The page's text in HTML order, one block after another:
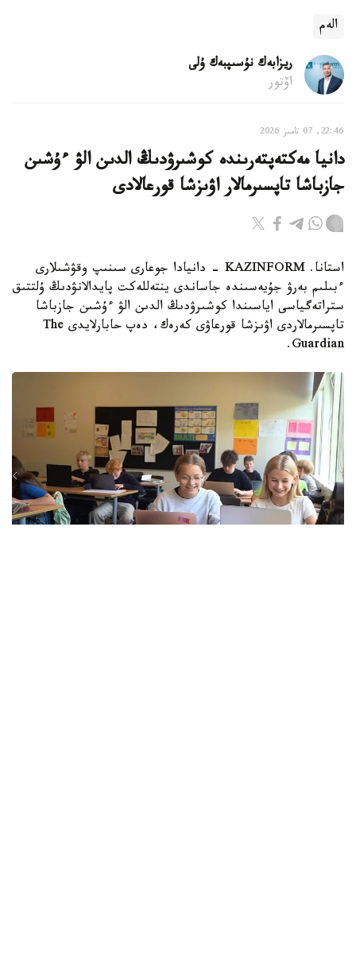
الەم
ريزابەك نۇسىپبەك ۇلى
اۆتور
22:46, 07 تامىز 2026
دانيا مەكتەپتەرىندە كوشىرۋدىڭ الدىن الۋ ءۇشىن
جازباشا تاپسىرمالار اۋىزشا قورعالادى
استانا. KAZINFORM - دانيادا جوعارى سىنىپ وقۋشىلارى
ءبىلىم بەرۋ جۇيەسىندە جاساندى ينتەللەكت پايدالانۋدىڭ ۇلتتىق
ستراتەگياسى اياسىندا كوشىرۋدىڭ الدىن الۋ ءۇشىن جازباشا
تاپسىرمالاردى اۋىزشا قورعاۋى كەرەك، دەپ حابارلايدى The
Guardian.